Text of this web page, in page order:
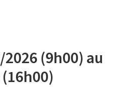
2026 (9h00) au